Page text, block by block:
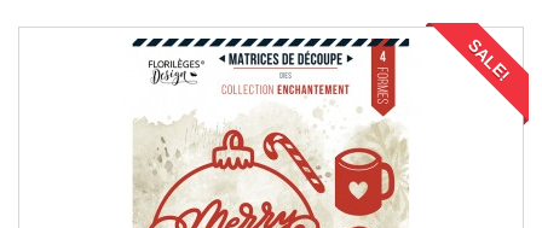
SALE!